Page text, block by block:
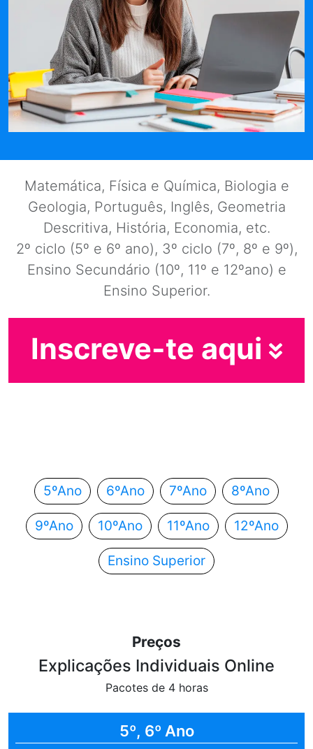
Matemática, Física e Química, Biologia e
Geologia, Português, Inglês, Geometria
Descritiva, História, Economia, etc.
2º ciclo (5º e 6º ano), 3º ciclo (7º, 8º e 9º),
Ensino Secundário (10º, 11º e 12ºano) e
Ensino Superior.
Inscreve-te aqui
5ºAno 6ºAno 7ºAno 8ºAno
9ºAno 10ºAno 11ºAno 12ºAno
Ensino Superior
Preços
Explicações Individuais Online
Pacotes de 4 horas
5º, 6º Ano